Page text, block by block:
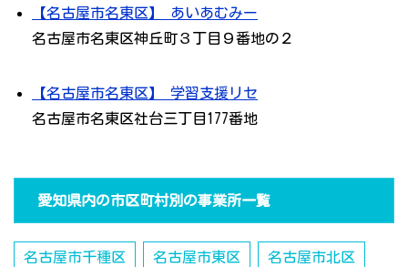
【名古屋市名東区】 あいあむみー
名古屋市名東区神丘町３丁目９番地の２
【名古屋市名東区】 学習支援リセ
名古屋市名東区社台三丁目177番地
愛知県内の市区町村別の事業所一覧
名古屋市千種区 名古屋市東区 名古屋市北区